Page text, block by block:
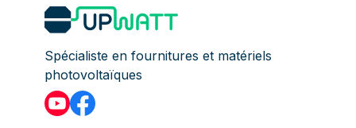
Spécialiste en fournitures et matériels
photovoltaïques